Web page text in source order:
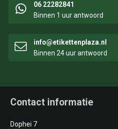
06 22282841
Binnen 1 uur antwoord
info@etikettenplaza.nl
Binnen 24 uur antwoord
Contact informatie
Dophei 7